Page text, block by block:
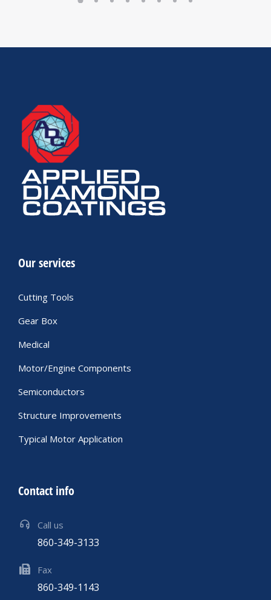
Our services
Cutting Tools
Gear Box
Medical
Motor/Engine Components
Semiconductors
Structure Improvements
Typical Motor Application
Contact info
Call us
860-349-3133
Fax
860-349-1143